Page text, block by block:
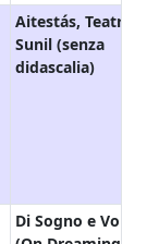
Aitestás, Teatro
Sunil (senza
didascalia)
Di Sogno e Volo